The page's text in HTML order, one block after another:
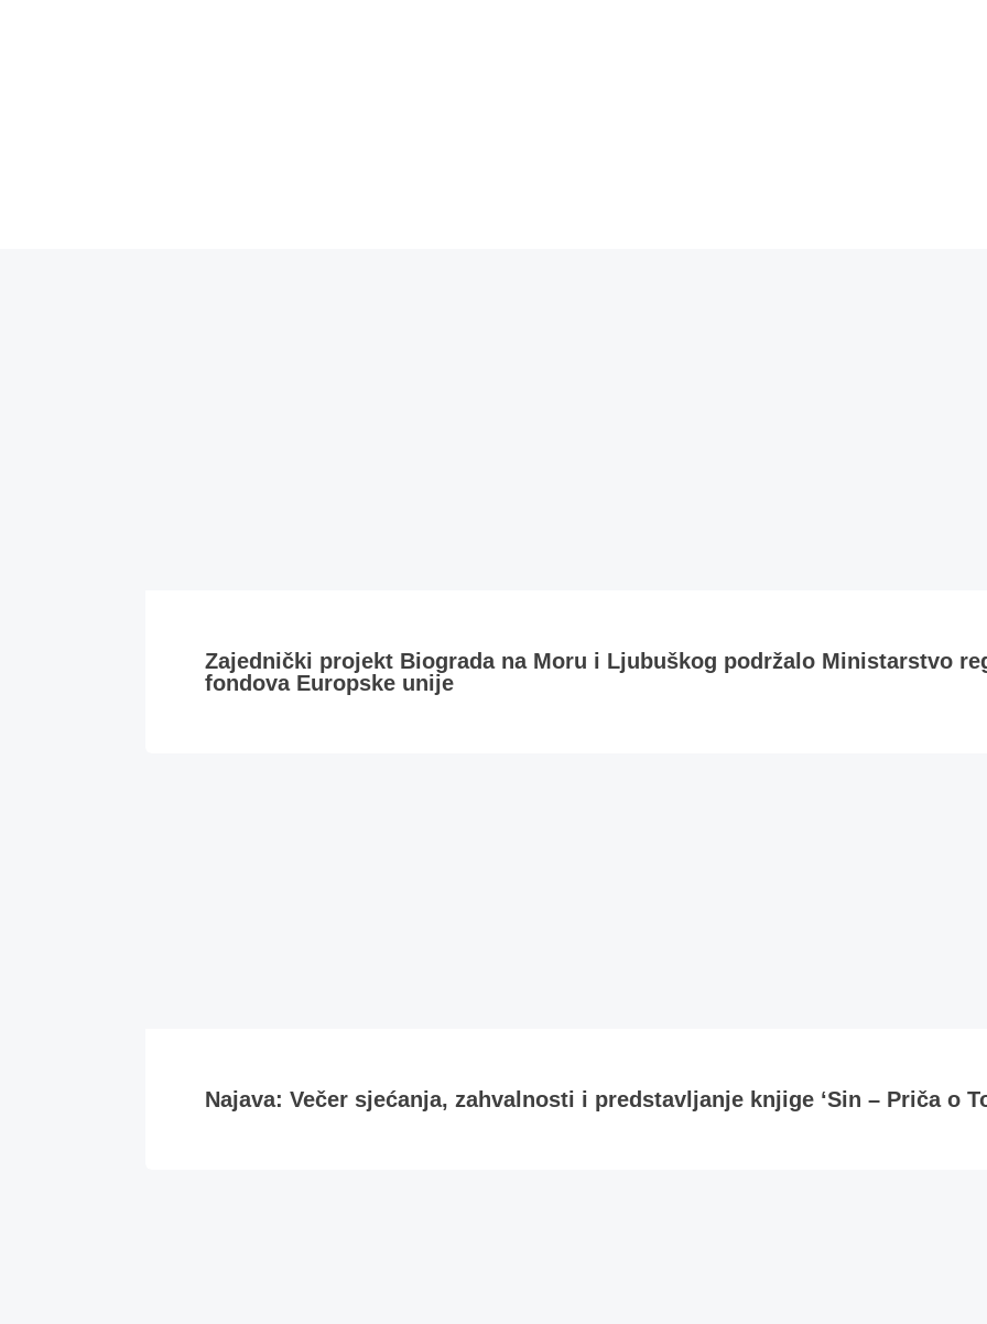
Zajednički projekt Biograda na Moru i Ljubuškog podržalo Ministarstvo
fondova Europske unije
Najava: Večer sjećanja, zahvalnosti i predstavljanje knjige ‘Sin – Priča o